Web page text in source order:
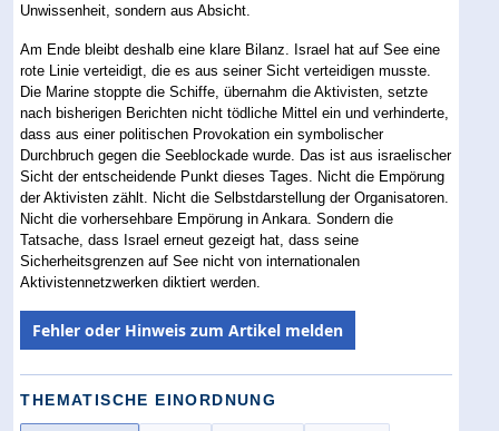
Unwissenheit, sondern aus Absicht.
Am Ende bleibt deshalb eine klare Bilanz. Israel hat auf See eine
rote Linie verteidigt, die es aus seiner Sicht verteidigen musste.
Die Marine stoppte die Schiffe, übernahm die Aktivisten, setzte
nach bisherigen Berichten nicht tödliche Mittel ein und verhinderte,
dass aus einer politischen Provokation ein symbolischer
Durchbruch gegen die Seeblockade wurde. Das ist aus israelischer
Sicht der entscheidende Punkt dieses Tages. Nicht die Empörung
der Aktivisten zählt. Nicht die Selbstdarstellung der Organisatoren.
Nicht die vorhersehbare Empörung in Ankara. Sondern die
Tatsache, dass Israel erneut gezeigt hat, dass seine
Sicherheitsgrenzen auf See nicht von internationalen
Aktivistennetzwerken diktiert werden.
Fehler oder Hinweis zum Artikel melden
THEMATISCHE EINORDNUNG